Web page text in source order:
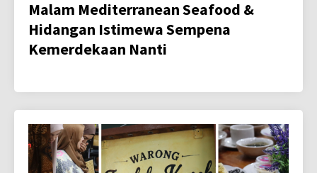
Malam Mediterranean Seafood &
Hidangan Istimewa Sempena
Kemerdekaan Nanti